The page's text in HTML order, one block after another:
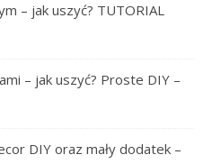
– jak uszyć? TUTORIAL
– jak uszyć? Proste DIY –
DIY oraz mały dodatek –